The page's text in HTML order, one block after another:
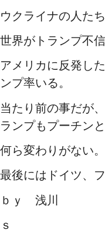
ウクライナの人た
世界がトランプ不信
アメリカに反発し
ンプ率いる。
当たり前の事だが
ランプもプーチンと
何ら変わりがない。
最後にはドイツ、
ｂｙ 浅川
ｓ